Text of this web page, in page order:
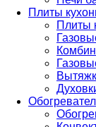
Плиты
Плиты